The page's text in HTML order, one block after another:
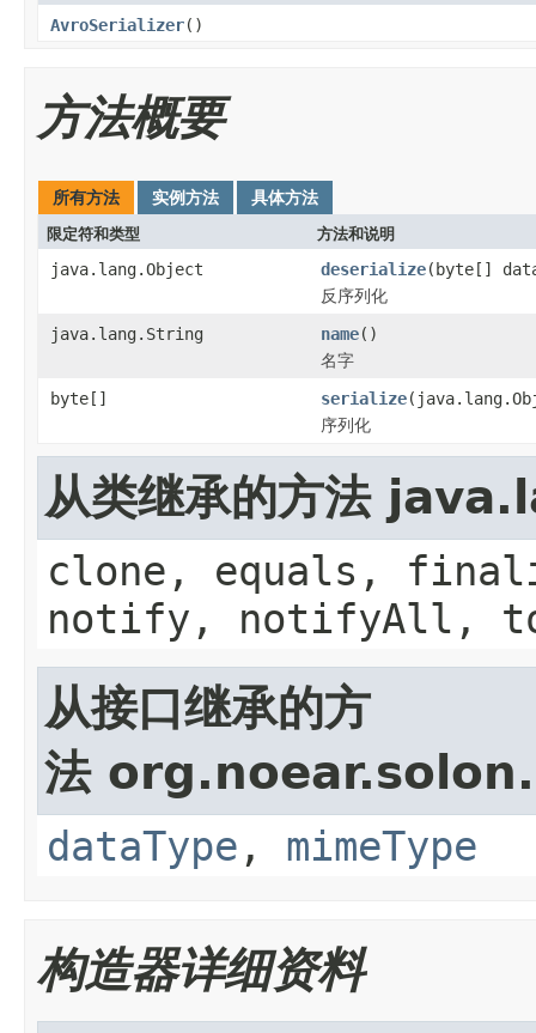
AvroSerializer()
方法概要
所有方法 实例方法 具体方法
限定符和类型 方法和说明
java.lang.Object deserialize(byte[]
反序列化
java.lang.String
name()
名字
byte[]
serialize
序列化
从类继承的方法
clone, equals,
notify, notifyAll,
从接口继承的方
法
dataType , mimeType
构造器详细资料